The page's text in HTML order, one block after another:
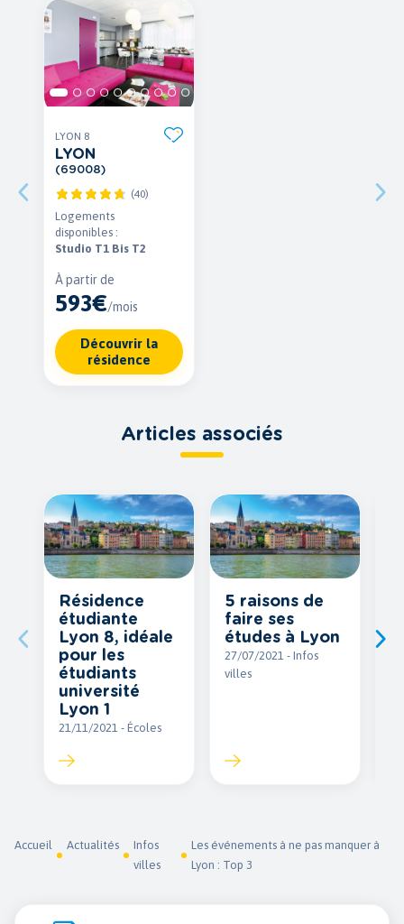
Accueil Actualités
Infos
villes
Les événements à ne pas manquer à
Lyon : Top 3
LYON 8
LYON
(69008)
(40)
Logements
disponibles :
Studio T1 Bis T2
À partir de
593€/mois
Découvrir la
résidence
Articles associés
Résidence
étudiante
Lyon 8, idéale
pour les
étudiants
université
Lyon 1
21/11/2021 - Écoles
5 raisons de
faire ses
études à Lyon
27/07/2021 - Infos
villes